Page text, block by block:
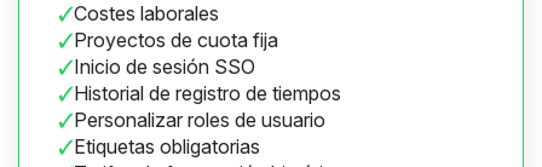
Costes laborales
Proyectos de cuota fija
Inicio de sesión SSO
Historial de registro de tiempos
Personalizar roles de usuario
Etiquetas obligatorias